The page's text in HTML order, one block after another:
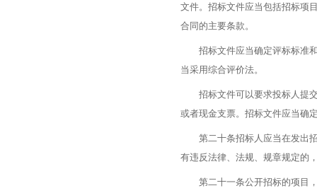
文件。招标文件应当包括招标项
合同的主要条款。
招标文件应当确定评标标准和
当采用综合评价法。
招标文件可以要求投标人提交
或者现金支票。招标文件应当确
第二十条招标人应当在发出招
有违反法律、法规、规章规定的
第二十一条公开招标的项目，